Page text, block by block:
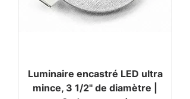
Luminaire encastré LED ultra
mince, 3 1/2" de diamètre |